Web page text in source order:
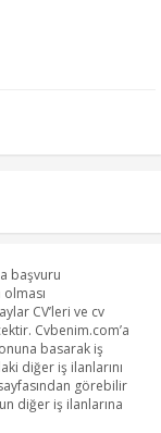
başvuru
CV’leri ve cv
Cvbenim.com’a
basarak iş
diğer iş ilanlarını
görebilir
diğer iş ilanlarına